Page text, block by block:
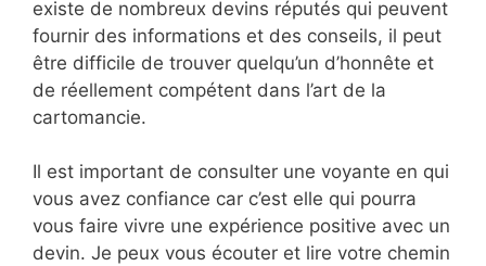
existe de nombreux devins réputés qui peuvent
fournir des informations et des conseils, il peut
être difficile de trouver quelqu’un d’honnête et
de réellement compétent dans l’art de la
cartomancie.
Il est important de consulter une voyante en qui
vous avez confiance car c’est elle qui pourra
vous faire vivre une expérience positive avec un
devin. Je peux vous écouter et lire votre chemin